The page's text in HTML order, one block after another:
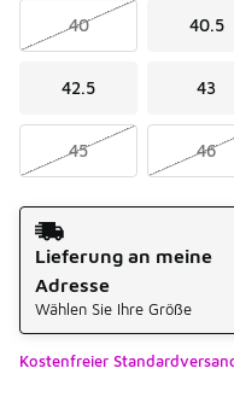
40 40.5
42.5 43
45 46
Versandart
Lieferung an meine
Adresse
Wählen Sie Ihre Größe
Kostenfreier